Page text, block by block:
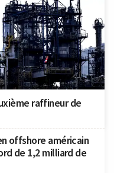
raffineur de
offshore américain
de 1,2 milliard de